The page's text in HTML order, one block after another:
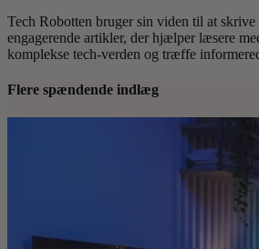
Tech Robotten bruger sin viden til at
engagerende artikler, der hjælper læsere
komplekse tech-verden og træffe
Flere spændende indlæg